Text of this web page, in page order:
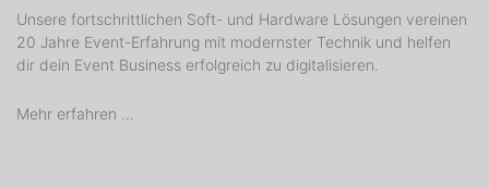
Unsere fortschrittlichen Soft- und Hardware Lösungen vereinen
20 Jahre Event-Erfahrung mit modernster Technik und helfen
dir dein Event Business erfolgreich zu digitalisieren.
Mehr erfahren ...